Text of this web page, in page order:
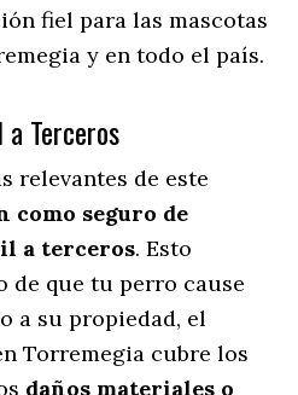
fiel para las mascotas
y en todo el país.
a Terceros
relevantes de este
como seguro de
a terceros. Esto
de que tu perro cause
a su propiedad, el
Torremegia cubre los
daños materiales o